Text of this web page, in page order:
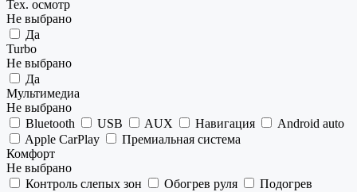
Тех. осмотр
Не выбрано
Да
Turbo
Не выбрано
Да
Мультимедиа
Не выбрано
Bluetooth
USB AUX Навигация
Android auto
Apple CarPlay
Премиальная система
Комфорт
Не выбрано
Контроль слепых зон
Обогрев руля
Подогрев